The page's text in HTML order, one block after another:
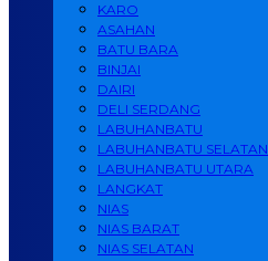
KARO
ASAHAN
BATU BARA
BINJAI
DAIRI
DELI SERDANG
LABUHANBATU
LABUHANBATU SELATAN
LABUHANBATU UTARA
LANGKAT
NIAS
NIAS BARAT
NIAS SELATAN